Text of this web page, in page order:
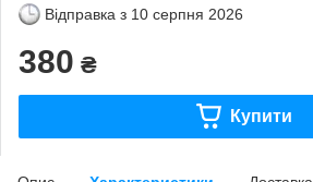
Відправка з 10 серпня 2026
380 ₴
Купити